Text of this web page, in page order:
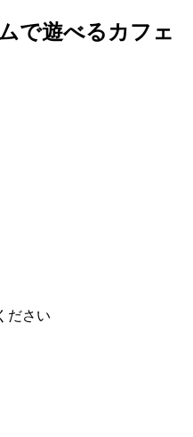
で遊べるカフェ
ださい